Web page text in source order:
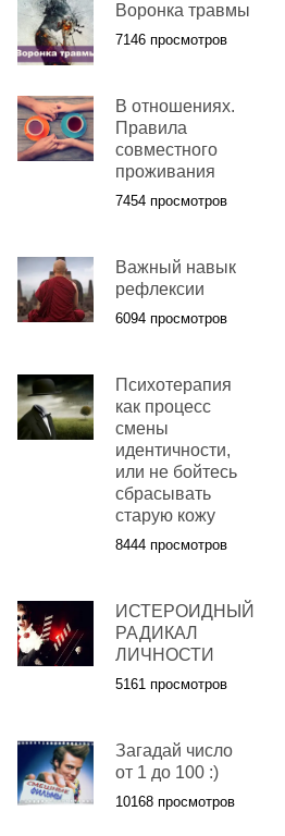
Воронка травмы
7146 просмотров
В отношениях.
Правила
совместного
проживания
7454 просмотров
Важный навык
рефлексии
6094 просмотров
Психотерапия
как процесс
смены
идентичности,
или не бойтесь
сбрасывать
старую кожу
8444 просмотров
ИСТЕРОИДНЫЙ
РАДИКАЛ
ЛИЧНОСТИ
5161 просмотров
Загадай число
от 1 до 100 :)
10168 просмотров